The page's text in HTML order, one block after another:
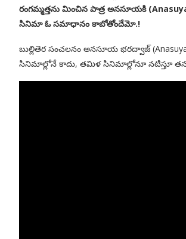
రంగమ్మత్తను మించిన పాత్ర అనసూయకి (Anasuya
సినిమా ఓ సమాధానం కాబోతోందేమో.!
బుల్లితెర సంచలనం అనసూయ భరద్వాజ్
సినిమాల్లోనే కాదు, తమిళ సినిమాల్లోనూ నటిస్తూ